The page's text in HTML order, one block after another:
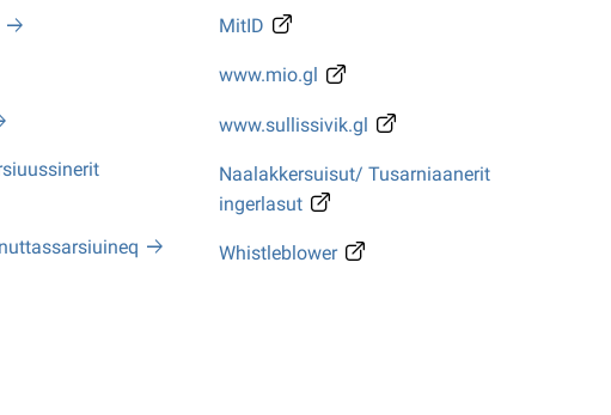
MitID
www.mio.gl
www.sullissivik.gl
Naalakkersuisut/ Tusarniaanerit
ingerlasut
Whistleblower